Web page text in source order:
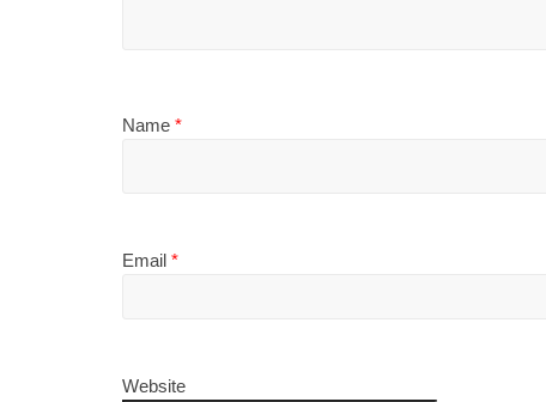
Name *
Email *
Website